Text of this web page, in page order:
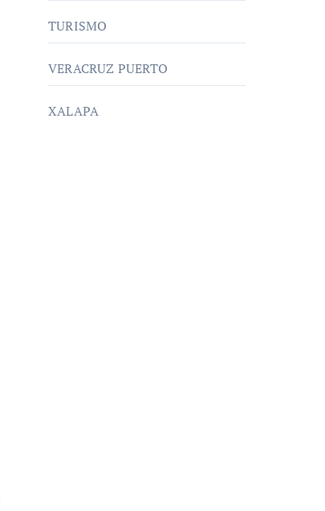
TURISMO
VERACRUZ PUERTO
XALAPA